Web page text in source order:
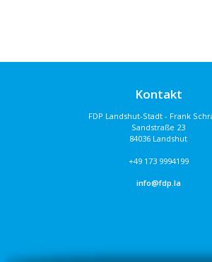
Kontakt
FDP Landshut-Stadt - Frank
Sandstraße 23
84036 Landshut
+49 173 9994199
info@fdp.la